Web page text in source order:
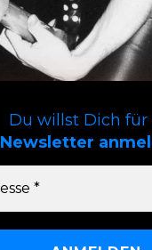
Du willst Dich für
Newsletter